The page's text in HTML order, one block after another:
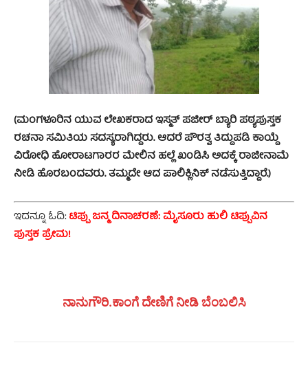
(ಮಂಗಳೂರಿನ ಯುವ ಲೇಖಕರಾದ ಇಸ್ಮತ್ ಪಜೀರ್ ಬ್ಯಾರಿ ಪಠ್ಯಪುಸ್ತಕ
ರಚನಾ ಸಮಿತಿಯ ಸದಸ್ಯರಾಗಿದ್ದರು. ಆದರೆ ಪೌರತ್ವ ತಿದ್ದುಪಡಿ ಕಾಯ್ದೆ
ವಿರೋಧಿ ಹೋರಾಟಗಾರರ ಮೇಲಿನ ಹಲ್ಲೆ ಖಂಡಿಸಿ ಅದಕ್ಕೆ ರಾಜೀನಾಮೆ
ನೀಡಿ ಹೊರಬಂದವರು. ತಮ್ಮದೇ ಆದ ಪಾಲಿಕ್ಲಿನಿಕ್ ನಡೆಸುತ್ತಿದ್ದಾರೆ.)
ಇದನ್ನೂ ಓದಿ:ಟಿಪ್ಪು ಜನ್ಮ ದಿನಾಚರಣೆ: ಮೈಸೂರು ಹುಲಿ ಟಿಪ್ಪುವಿನ
ಪುಸ್ತಕ ಪ್ರೇಮ!
ನಾನುಗೌರಿ.ಕಾಂಗೆ ದೇಣಿಗೆ ನೀಡಿ ಬೆಂಬಲಿಸಿ